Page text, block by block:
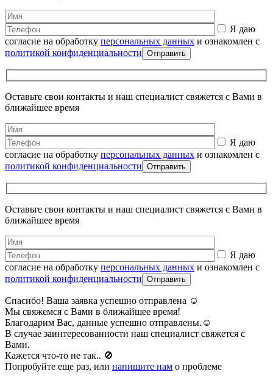
Я даю
согласие на обработку персональных данных и ознакомлен с
политикой конфиденциальности
Оставьте свои контакты и наш специалист свяжется с Вами в
ближайшее время
Я даю
согласие на обработку персональных данных и ознакомлен с
политикой конфиденциальности
Оставьте свои контакты и наш специалист свяжется с Вами в
ближайшее время
Я даю
согласие на обработку персональных данных и ознакомлен с
политикой конфиденциальности
Спасибо! Ваша заявка успешно отправлена ☺️
Мы свяжемся с Вами в ближайшее время!
Благодарим Вас, данные успешно отправлены.☺️
В случае заинтересованности наш специалист свяжется с
Вами.
Кажется что-то не так.. 🚫️
Попробуйте еще раз, или напишите нам о проблеме